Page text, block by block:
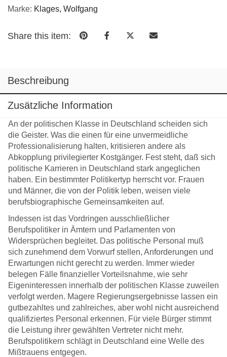
Marke: Klages, Wolfgang
Share this item:
Beschreibung
Zusätzliche Information
An der politischen Klasse in Deutschland scheiden sich
die Geister. Was die einen für eine unvermeidliche
Professionalisierung halten, kritisieren andere als
Abkopplung privilegierter Kostgänger. Fest steht, daß sich
politische Karrieren in Deutschland stark angeglichen
haben. Ein bestimmter Politikertyp herrscht vor. Frauen
und Männer, die von der Politik leben, weisen viele
berufsbiographische Gemeinsamkeiten auf.
Indessen ist das Vordringen ausschließlicher
Berufspolitiker in Ämtern und Parlamenten von
Widersprüchen begleitet. Das politische Personal muß
sich zunehmend dem Vorwurf stellen, Anforderungen und
Erwartungen nicht gerecht zu werden. Immer wieder
belegen Fälle finanzieller Vorteilsnahme, wie sehr
Eigeninteressen innerhalb der politischen Klasse zuweilen
verfolgt werden. Magere Regierungsergebnisse lassen ein
gutbezahltes und zahlreiches, aber wohl nicht ausreichend
qualifiziertes Personal erkennen. Für viele Bürger stimmt
die Leistung ihrer gewählten Vertreter nicht mehr.
Berufspolitikern schlägt in Deutschland eine Welle des
Mißtrauens entgegen.